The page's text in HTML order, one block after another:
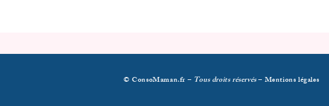
© ConsoMaman.fr – Tous droits réservés– Mentions légales